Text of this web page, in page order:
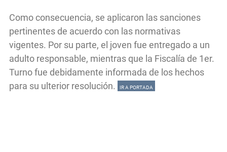
Como consecuencia, se aplicaron las sanciones
pertinentes de acuerdo con las normativas
vigentes. Por su parte, el joven fue entregado a un
adulto responsable, mientras que la Fiscalía de 1er.
Turno fue debidamente informada de los hechos
para su ulterior resolución.
IR A PORTADA